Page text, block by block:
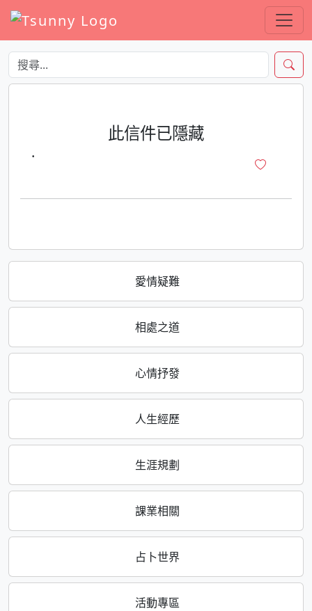
愛情疑難
相處之道
心情抒發
人生經歷
生涯規劃
課業相關
占卜世界
活動專區
此信件已隱藏
·